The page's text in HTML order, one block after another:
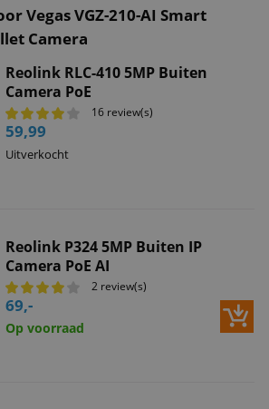
Vegas VGZ-210-AI Smart
Camera
Reolink RLC-410 5MP Buiten
Camera PoE
16 review(s)
59,99
Uitverkocht
Reolink P324 5MP Buiten IP
Camera PoE AI
2 review(s)
69,-
Op voorraad